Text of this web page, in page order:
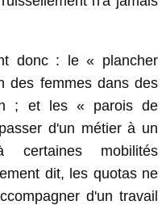
donc : le « plancher
des femmes dans des
; et les « parois de
d'un métier à un
mobilités
dit, les quotas ne
d'un travail